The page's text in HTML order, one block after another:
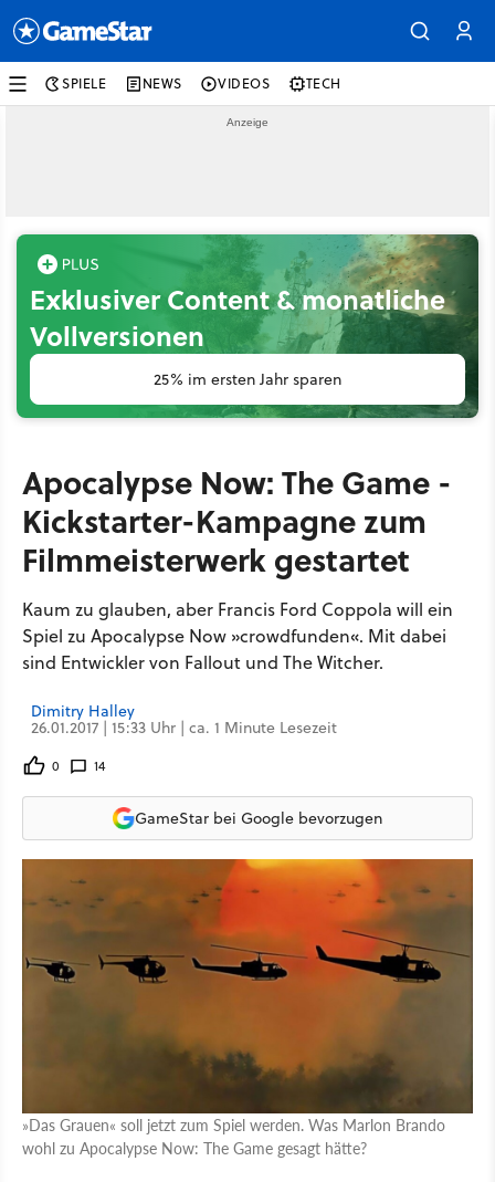
SPIELE NEWS VIDEOS TECH
Exklusiver Content & monatliche
Vollversionen
25% im ersten Jahr sparen
Apocalypse Now: The Game -
Kickstarter-Kampagne zum
Filmmeisterwerk gestartet
Kaum zu glauben, aber Francis Ford Coppola will ein
Spiel zu Apocalypse Now »crowdfunden«. Mit dabei
sind Entwickler von Fallout und The Witcher.
Dimitry Halley
26.01.2017 | 15:33 Uhr | ca. 1 Minute Lesezeit
0 14
GameStar bei Google bevorzugen
»Das Grauen« soll jetzt zum Spiel werden. Was Marlon Brando
wohl zu Apocalypse Now: The Game gesagt hätte?